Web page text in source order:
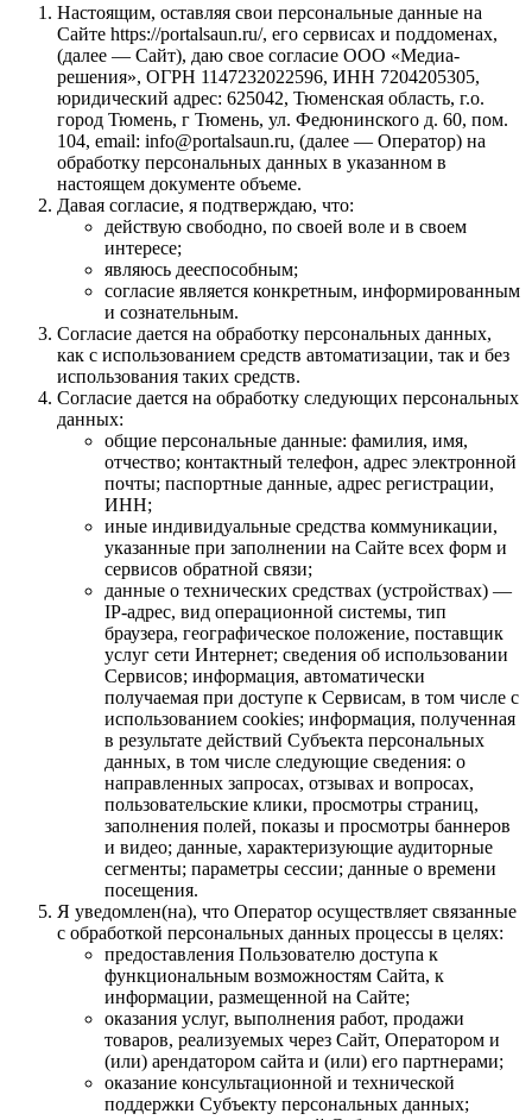
Настоящим, оставляя свои персональные данные на
Сайте https://portalsaun.ru/, его сервисах и поддоменах,
(далее — Сайт), даю свое согласие ООО «Медиа-
решения», ОГРН 1147232022596, ИНН 7204205305,
юридический адрес: 625042, Тюменская область, г.о.
город Тюмень, г Тюмень, ул. Федюнинского д. 60, пом.
104, email: info@portalsaun.ru, (далее — Оператор) на
обработку персональных данных в указанном в
настоящем документе объеме.
Давая согласие, я подтверждаю, что:
действую свободно, по своей воле и в своем
интересе;
являюсь дееспособным;
согласие является конкретным, информированным
и сознательным.
Согласие дается на обработку персональных данных,
как с использованием средств автоматизации, так и без
использования таких средств.
Согласие дается на обработку следующих персональных
данных:
общие персональные данные: фамилия, имя,
отчество; контактный телефон, адрес электронной
почты; паспортные данные, адрес регистрации,
ИНН;
иные индивидуальные средства коммуникации,
указанные при заполнении на Сайте всех форм и
сервисов обратной связи;
данные о технических средствах (устройствах) —
IP-адрес, вид операционной системы, тип
браузера, географическое положение, поставщик
услуг сети Интернет; сведения об использовании
Сервисов; информация, автоматически
получаемая при доступе к Сервисам, в том числе с
использованием cookies; информация, полученная
в результате действий Субъекта персональных
данных, в том числе следующие сведения: о
направленных запросах, отзывах и вопросах,
пользовательские клики, просмотры страниц,
заполнения полей, показы и просмотры баннеров
и видео; данные, характеризующие аудиторные
сегменты; параметры сессии; данные о времени
посещения.
Я уведомлен(на), что Оператор осуществляет связанные
с обработкой персональных данных процессы в целях:
предоставления Пользователю доступа к
функциональным возможностям Сайта, к
информации, размещенной на Сайте;
оказания услуг, выполнения работ, продажи
товаров, реализуемых через Сайт, Оператором и
(или) арендатором сайта и (или) его партнерами;
оказание консультационной и технической
поддержки Субъекту персональных данных;